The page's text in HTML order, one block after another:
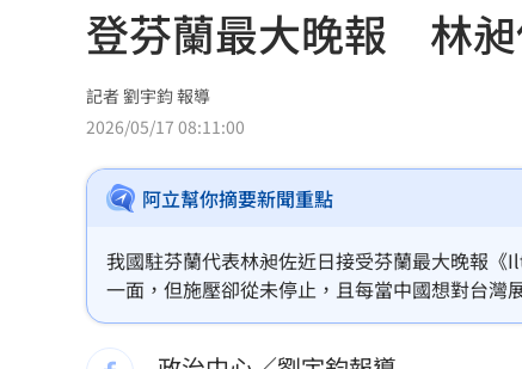
工程行老闆掉地基坑 挖土機下土石活
藍稱蘇巧慧「不給講話」樹林里長現身
慈濟疫苗遭詐蔣萬安拒道歉 沈伯洋說
獨／姜厚任認愛後談身後事：走多久算
12生肖本周運勢出爐 屬虎勇奪雙冠王
登芬蘭最大晚報 林昶
記者 劉宇鈞 報導
2026/05/17 08:11:00
阿立幫你摘要新聞重點
我國駐芬蘭代表林昶佐近日接受芬蘭最大晚報
一面，但施壓卻從未停止，且每當中國想對台灣